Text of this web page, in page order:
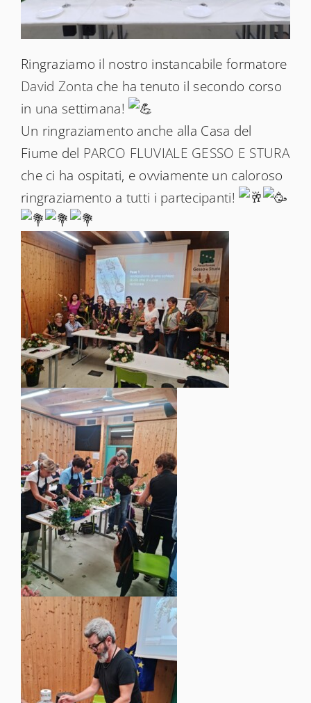
Ringraziamo il nostro instancabile formatore
David Zonta che ha tenuto il secondo corso
in una settimana!
Un ringraziamento anche alla Casa del
Fiume del PARCO FLUVIALE GESSO E STURA
che ci ha ospitati, e ovviamente un caloroso
ringraziamento a tutti i partecipanti!